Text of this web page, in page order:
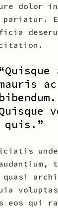
dolor
quis.”
eos qui